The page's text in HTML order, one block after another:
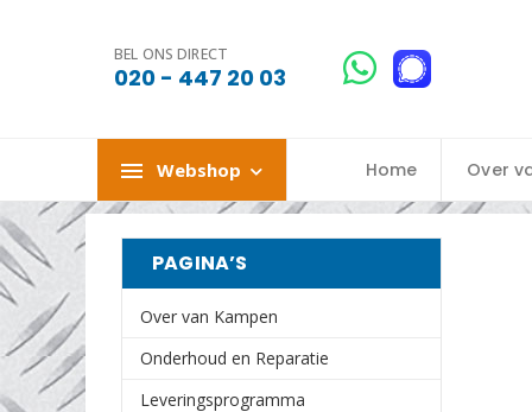
BEL ONS DIRECT
020 - 447 20 03
Webshop Home Over
PAGINA’S
Over van Kampen
Onderhoud en Reparatie
Leveringsprogramma